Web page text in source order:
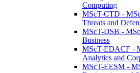
Computing
MScT-CTD -
Threats and
MScT-DSB -
Business
MScT-EDACF -
Analytics and
MScT-EESM -